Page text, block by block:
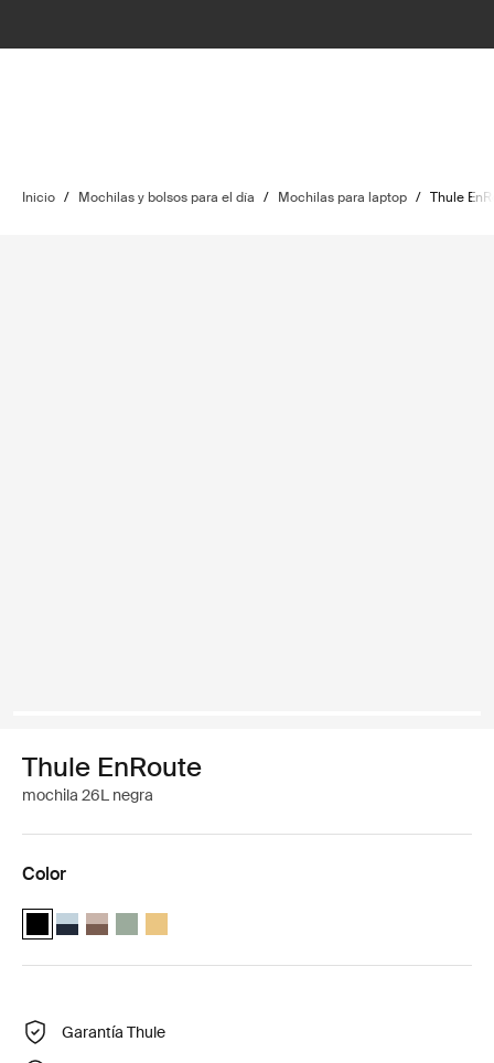
Inicio / Mochilas y bolsos para el día / Mochilas para laptop / Thule
Thule EnRoute
mochila 26L negra
Color
Thule EnRoute backpack 26L Negro (selected)
Thule EnRoute backpack 26L Azul suave/el azul más oscuro
Thule EnRoute backpack 26L Taupe velado/marrón tenue
Thule EnRoute backpack 26L Verde suave
Thule EnRoute backpack 26L Amarillo pálido
Garantía Thule